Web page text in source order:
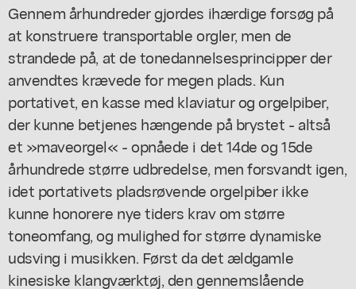
Gennem århundreder gjordes ihærdige forsøg på
at konstruere transportable orgler, men de
strandede på, at de tonedannelsesprincipper der
anvendtes krævede for megen plads. Kun
portativet, en kasse med klaviatur og orgelpiber,
der kunne betjenes hængende på brystet - altså
et »maveorgel« - opnåede i det 14de og 15de
århundrede større udbredelse, men forsvandt igen,
idet portativets pladsrøvende orgelpiber ikke
kunne honorere nye tiders krav om større
toneomfang, og mulighed for større dynamiske
udsving i musikken. Først da det ældgamle
kinesiske klangværktøj, den gennemslående